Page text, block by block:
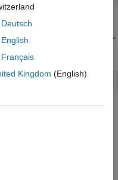
。必要に応じて、
ンを使用して、MATLAB コー
Deutsch
English
Français
Kingdom (English)